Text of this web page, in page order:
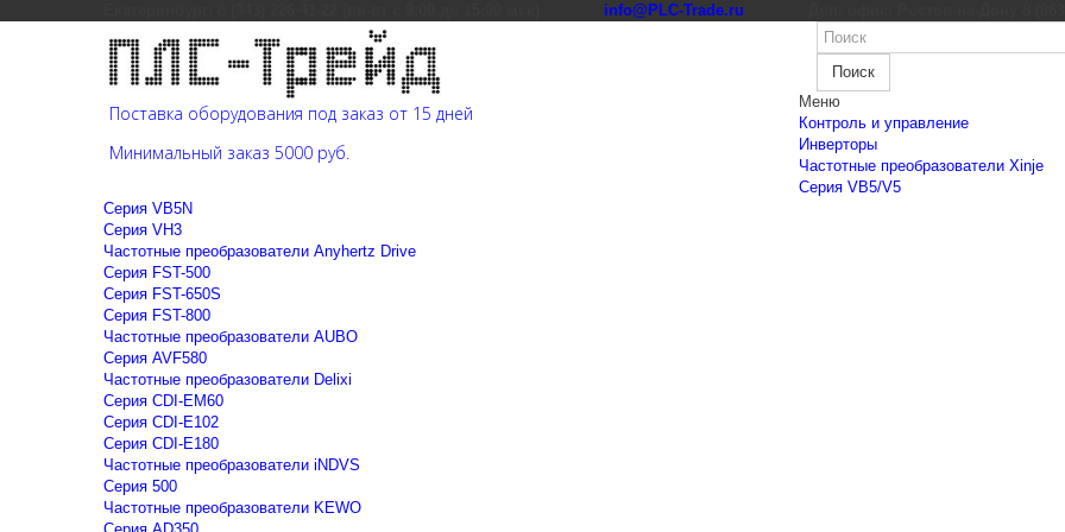
info@PLC-Trade.ru
Поставка оборудования под заказ от 15 дней
Минимальный заказ 5000 руб.
Поиск
Меню
Контроль и управление
Инверторы
Частотные преобразователи Xinje
Cерия VB5/V5
Cерия VB5N
Cерия VH3
Частотные преобразователи Anyhertz Drive
Серия FST-500
Серия FST-650S
Серия FST-800
Частотные преобразователи AUBO
Серия AVF580
Частотные преобразователи Delixi
Серия CDI-EM60
Серия CDI-E102
Серия CDI-E180
Частотные преобразователи iNDVS
Серия 500
Частотные преобразователи KEWO